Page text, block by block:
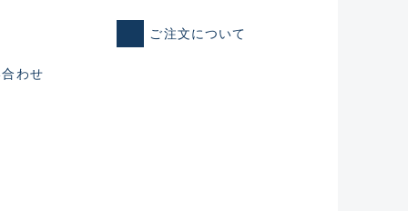
れた未使用
ご注文について
わせ